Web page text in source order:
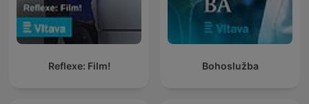
Reflexe: Film! Bohoslužba